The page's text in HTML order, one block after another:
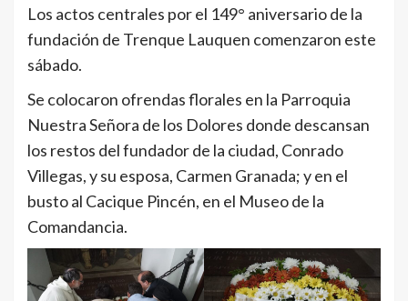
Los actos centrales por el 149° aniversario de la
fundación de Trenque Lauquen comenzaron este
sábado.
Se colocaron ofrendas florales en la Parroquia
Nuestra Señora de los Dolores donde descansan
los restos del fundador de la ciudad, Conrado
Villegas, y su esposa, Carmen Granada; y en el
busto al Cacique Pincén, en el Museo de la
Comandancia.